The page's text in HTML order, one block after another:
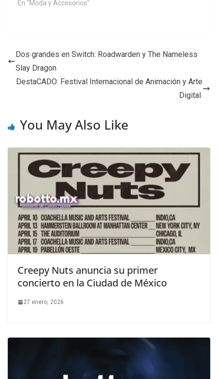
En "Moda y Accesorios"
Dos grandes en Switch: Roadwarden y The Nameless
Slay Dragon
DestaCADO: Festival Internacional de Animación y Arte
Digital.
You May Also Like
Creepy Nuts anuncia su primer
concierto en la Ciudad de México
27 enero, 2026